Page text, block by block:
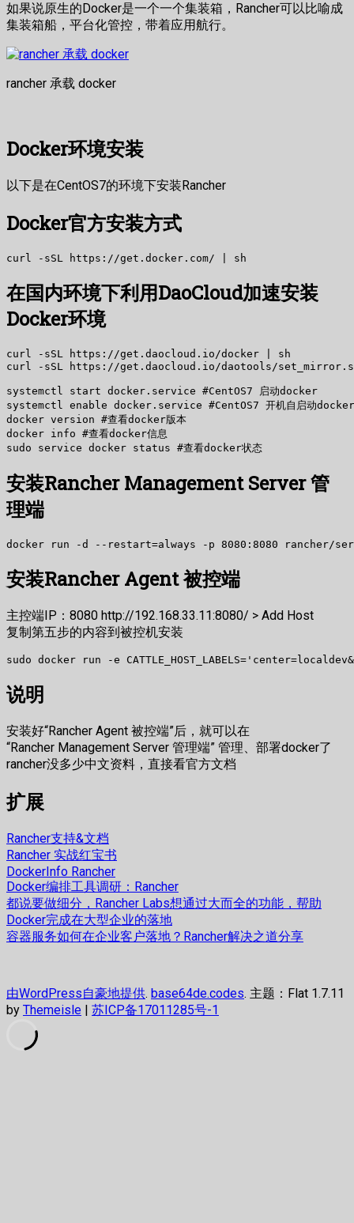
如果说原生的Docker是一个一个集装箱，Rancher可以比喻成
集装箱船，平台化管控，带着应用航行。
rancher 承载 docker
Docker环境安装
以下是在CentOS7的环境下安装Rancher
Docker官方安装方式
在国内环境下利用DaoCloud加速安装
Docker环境
curl -sSL https://get.daocloud.io/docker | sh
systemctl start docker.service #CentOS7 启动docker
systemctl enable docker.service #CentOS7 开机自启动docker
docker version #查看docker版本
docker info #查看docker信息
安装Rancher Management Server 管
理端
安装Rancher Agent 被控端
主控端IP：8080 http://192.168.33.11:8080/ > Add Host
复制第五步的内容到被控机安装
说明
安装好“Rancher Agent 被控端”后，就可以在
“Rancher Management Server 管理端” 管理、部署docker了
rancher没多少中文资料，直接看官方文档
扩展
Rancher支持&文档
Rancher 实战红宝书
DockerInfo Rancher
Docker编排工具调研：Rancher
都说要做细分，Rancher Labs想通过大而全的功能，帮助
Docker完成在大型企业的落地
容器服务如何在企业客户落地？Rancher解决之道分享
由WordPress自豪地提供. base64de.codes. 主题：Flat 1.7.11
by Themeisle | 苏ICP备17011285号-1